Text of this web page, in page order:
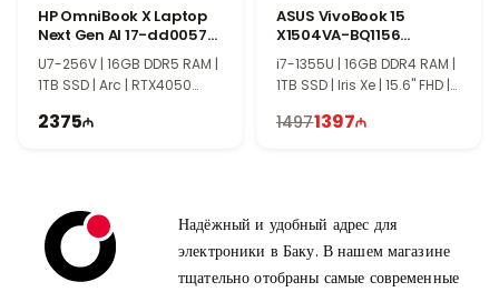
HP OmniBook X Laptop
Next Gen AI 17-dd0057nr
B88A3UA
U7-256V | 16GB DDR5 RAM |
1TB SSD | Arc | RTX4050
60Hz | Win11
2375
ASUS VivoBook 15
X1504VA-BQ1156
90NB10J1-M01DD0
i7-1355U | 16GB DDR4 RAM |
1TB SSD | Iris Xe | 15.6" FHD |
14971397
Надёжный и удобный адрес для
электроники в Баку. В нашем магазине
тщательно отобраны самые современные